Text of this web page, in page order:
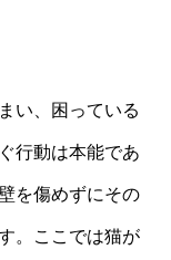
い、困っている
行動は本能であ
を傷めずにその
。ここでは猫が